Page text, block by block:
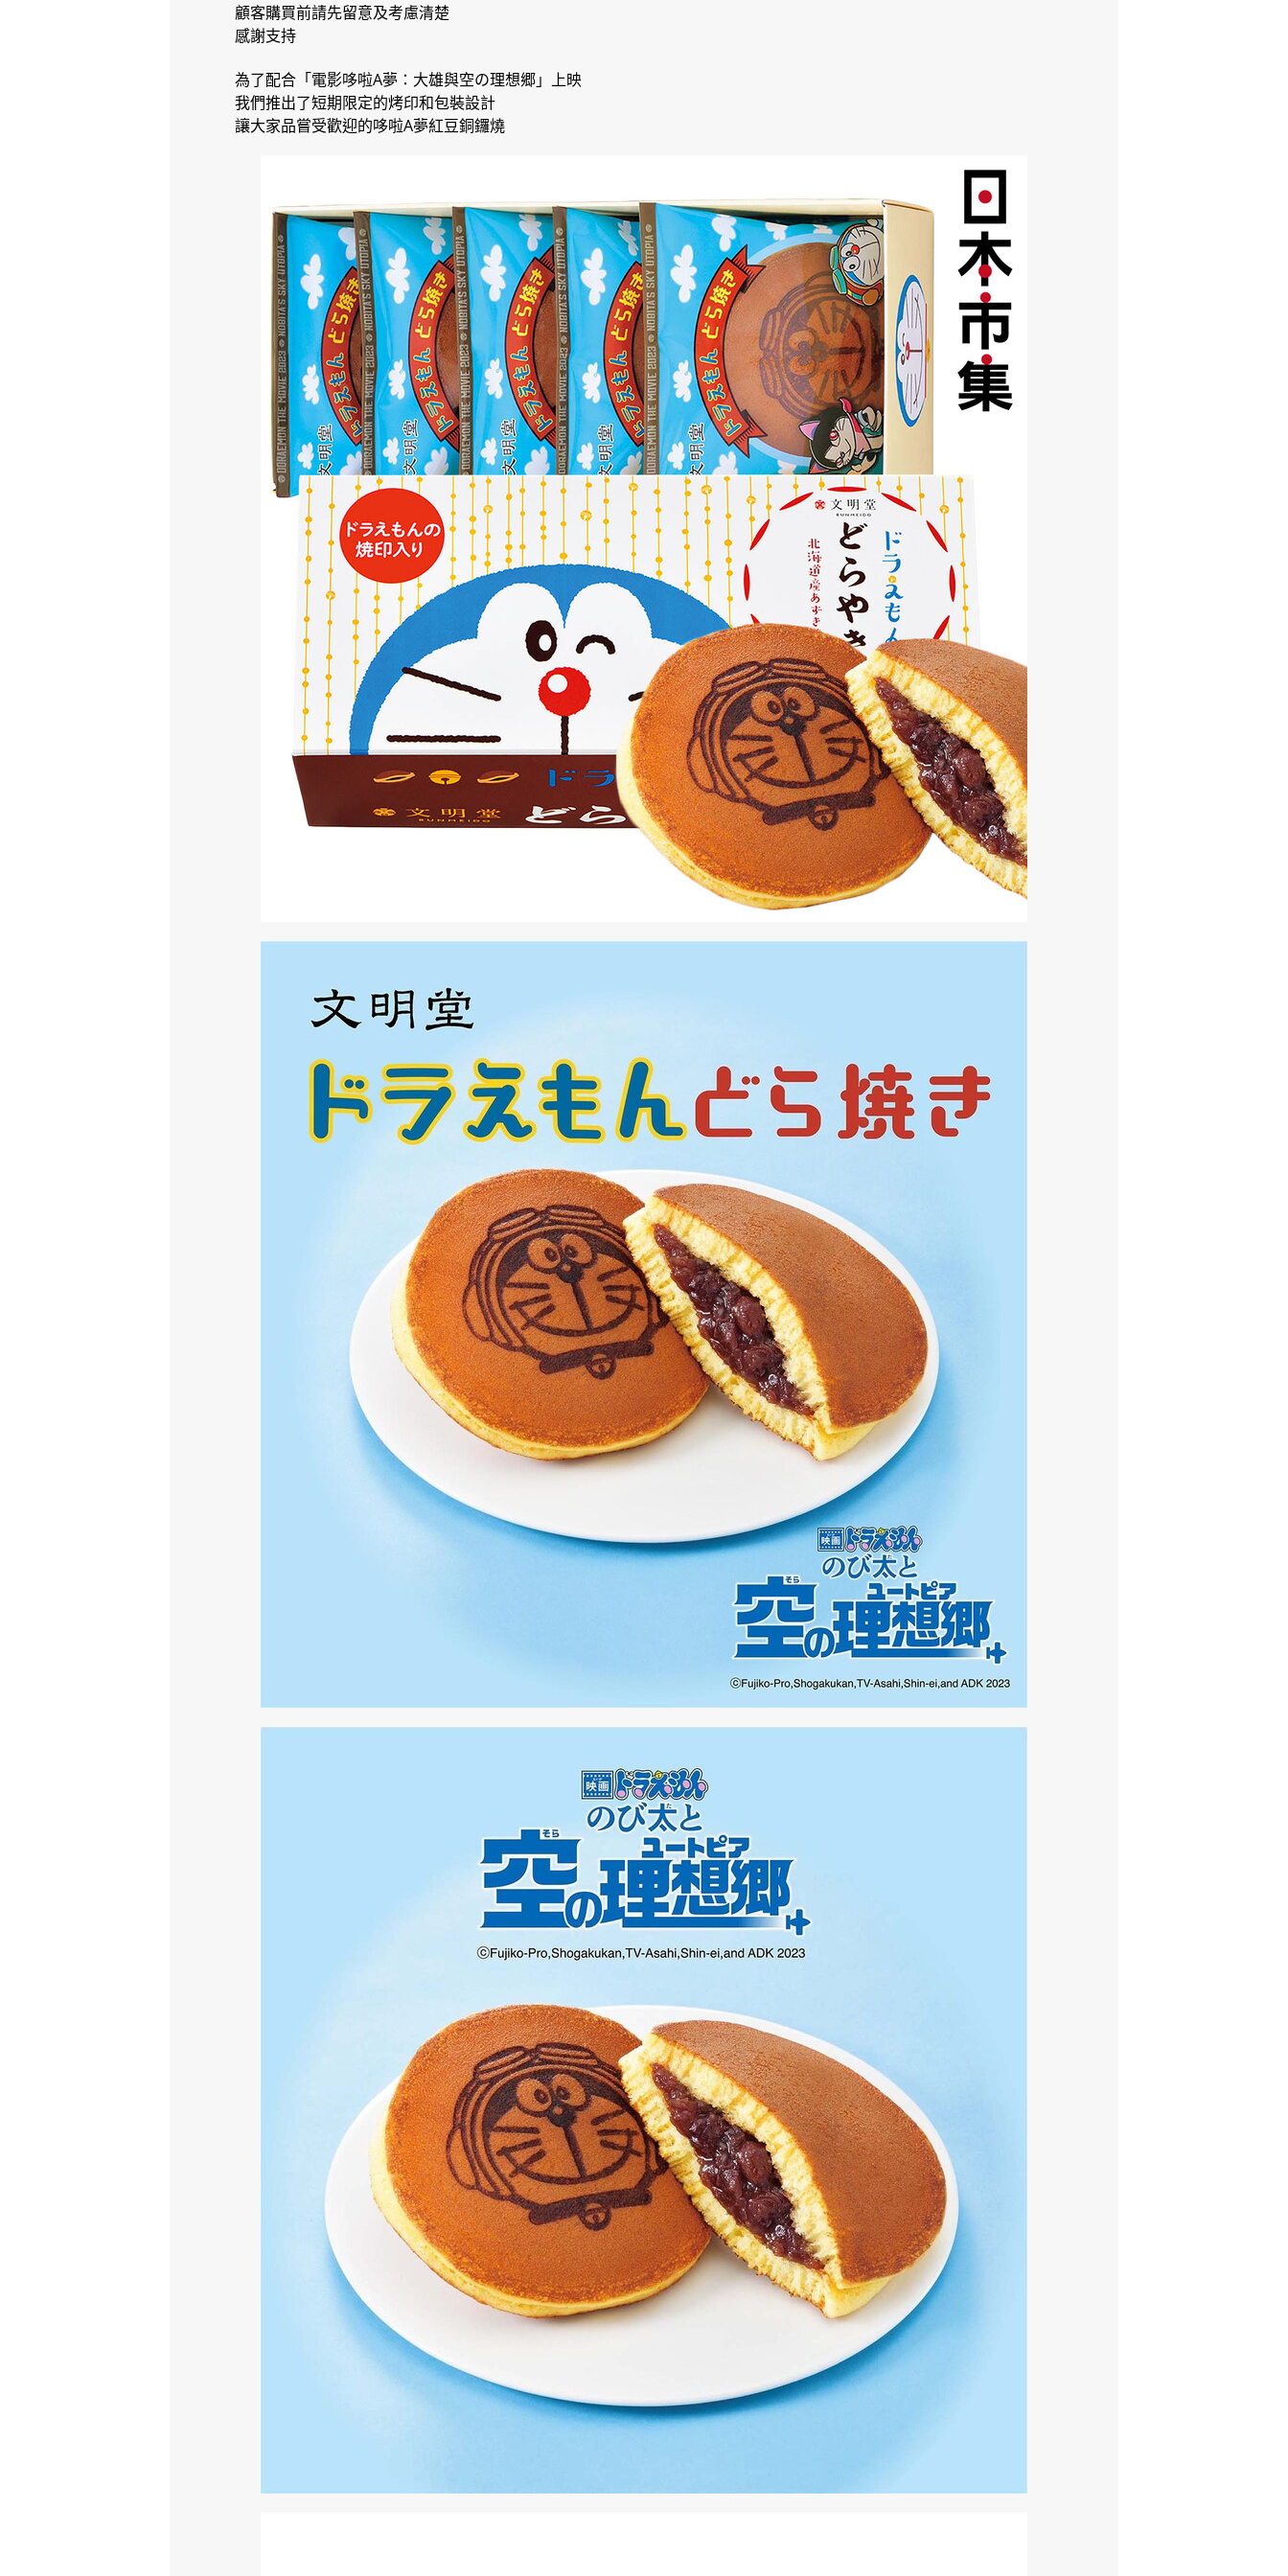
顧客購買前請先留意及考慮清楚
感謝支持
為了配合「電影哆啦A夢：大雄與空の理想郷」上映
我們推出了短期限定的烤印和包裝設計
讓大家品嘗受歡迎的哆啦A夢紅豆銅鑼燒